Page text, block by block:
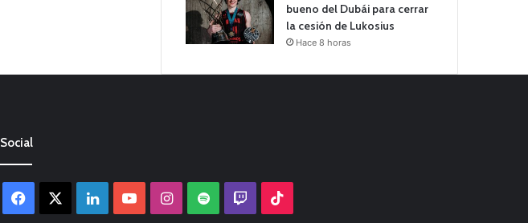
bueno del Dubái para cerrar
la cesión de Lukosius
Hace 8 horas
Social
Facebook LinkedInYouTubeInstagram
Spotify Twitch